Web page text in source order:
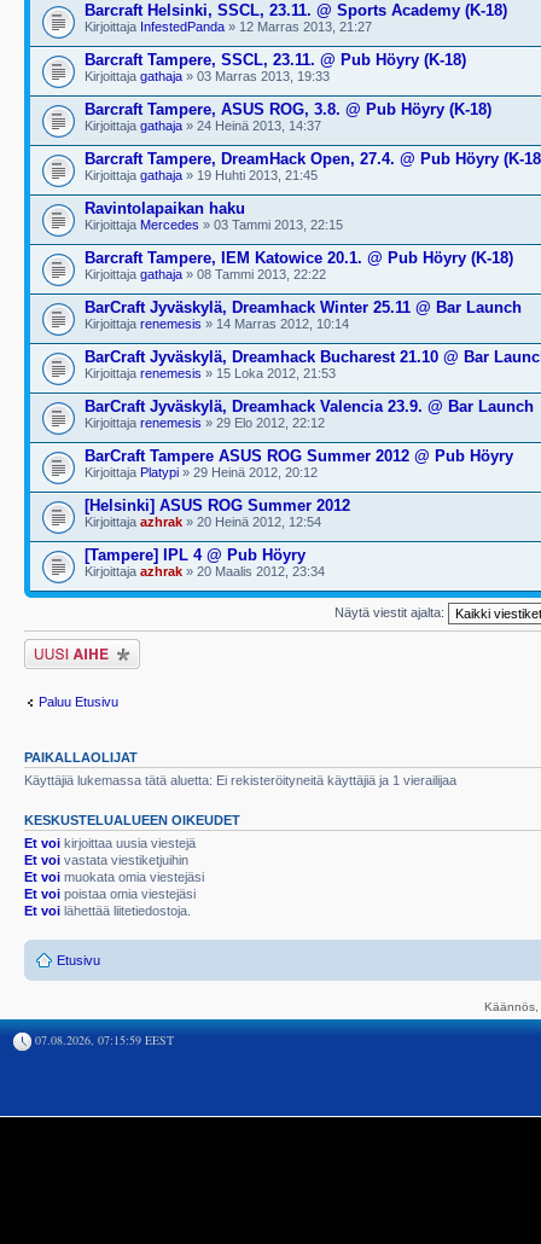
Barcraft Helsinki, SSCL, 23.11. @ Sports Academy (K-18)
Kirjoittaja InfestedPanda » 12 Marras 2013, 21:27
Barcraft Tampere, SSCL, 23.11. @ Pub Höyry (K-18)
Kirjoittaja gathaja » 03 Marras 2013, 19:33
Barcraft Tampere, ASUS ROG, 3.8. @ Pub Höyry (K-18)
Kirjoittaja gathaja » 24 Heinä 2013, 14:37
Barcraft Tampere, DreamHack Open, 27.4. @ Pub Höyry (K-
Kirjoittaja gathaja » 19 Huhti 2013, 21:45
Ravintolapaikan haku
Kirjoittaja Mercedes » 03 Tammi 2013, 22:15
Barcraft Tampere, IEM Katowice 20.1. @ Pub Höyry (K-18)
Kirjoittaja gathaja » 08 Tammi 2013, 22:22
BarCraft Jyväskylä, Dreamhack Winter 25.11 @ Bar Launch
Kirjoittaja renemesis » 14 Marras 2012, 10:14
BarCraft Jyväskylä, Dreamhack Bucharest 21.10 @ Bar
Kirjoittaja renemesis » 15 Loka 2012, 21:53
BarCraft Jyväskylä, Dreamhack Valencia 23.9. @ Bar Launch
Kirjoittaja renemesis » 29 Elo 2012, 22:12
BarCraft Tampere ASUS ROG Summer 2012 @ Pub Höyry
Kirjoittaja Platypi » 29 Heinä 2012, 20:12
[Helsinki] ASUS ROG Summer 2012
Kirjoittaja azhrak » 20 Heinä 2012, 12:54
[Tampere] IPL 4 @ Pub Höyry
Kirjoittaja azhrak » 20 Maalis 2012, 23:34
Näytä viestit ajalta:
Lähetä uusi viesti
Paluu Etusivu
PAIKALLAOLIJAT
Käyttäjiä lukemassa tätä aluetta: Ei rekisteröityneitä käyttäjiä ja 1 vierailijaa
KESKUSTELUALUEEN OIKEUDET
Et voi kirjoittaa uusia viestejä
Et voi vastata viestiketjuihin
Et voi muokata omia viestejäsi
Et voi poistaa omia viestejäsi
Et voi lähettää liitetiedostoja.
Etusivu
07.08.2026, 07:15:59 EEST